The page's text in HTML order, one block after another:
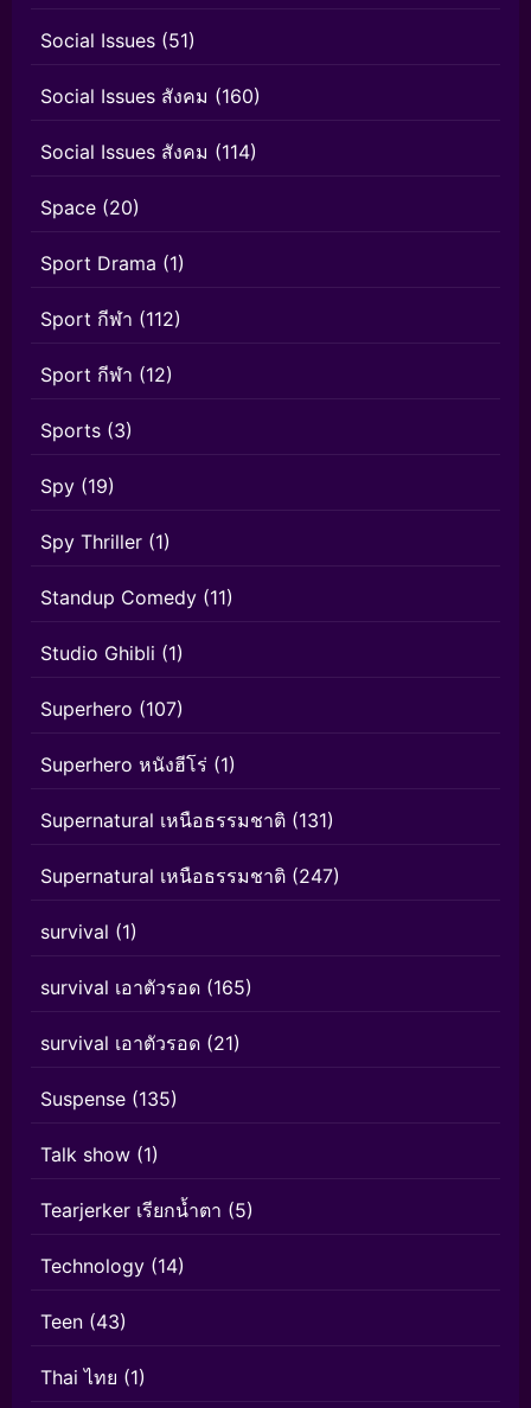
Social Issues (51)
Social Issues สังคม (160)
Social Issues สังคม (114)
Space (20)
Sport Drama (1)
Sport กีฬา (112)
Sport กีฬา (12)
Sports (3)
Spy (19)
Spy Thriller (1)
Standup Comedy (11)
Studio Ghibli (1)
Superhero (107)
Superhero หนังฮีโร่ (1)
Supernatural เหนือธรรมชาติ (131)
Supernatural เหนือธรรมชาติ (247)
survival (1)
survival เอาตัวรอด (165)
survival เอาตัวรอด (21)
Suspense (135)
Talk show (1)
Tearjerker เรียกน้ำตา (5)
Technology (14)
Teen (43)
Thai ไทย (1)